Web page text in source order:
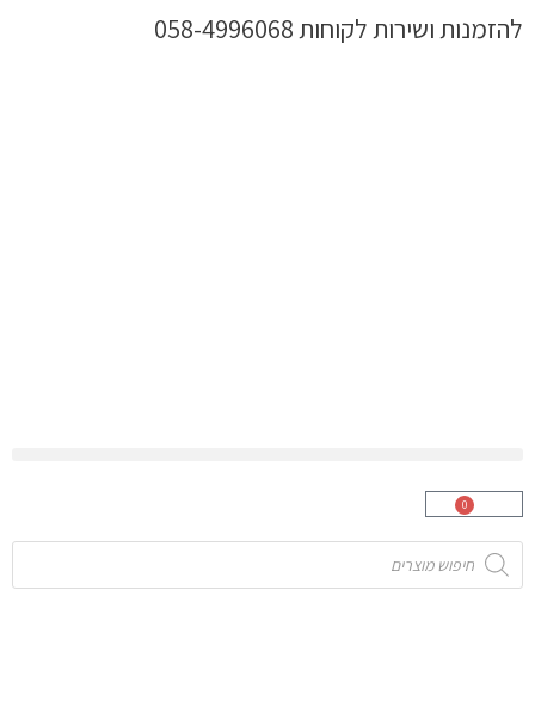
לתוכןלהזמנות ושירות לקוחות 058-4996068
0
עגלת
Products
search